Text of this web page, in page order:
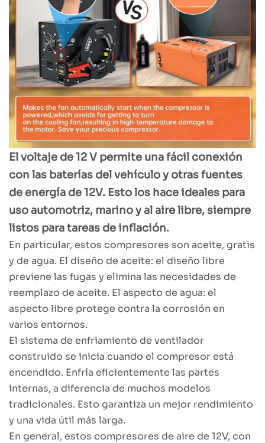
El voltaje de 12 V permite una fácil conexión
con las baterías del vehículo y otras fuentes
de energía de 12V. Esto los hace ideales para
uso automotriz, marino y al aire libre, siempre
listos para tareas de inflación.
En particular, estos compresores son aceite, gratis
y de agua. El diseño de aceite: el diseño libre
previene las fugas y elimina las necesidades de
reemplazo de aceite. El aspecto de agua: el
aspecto libre protege contra la corrosión en
varios entornos.
El sistema de enfriamiento de ventilador
construido se inicia cuando el compresor está
encendido. Enfría eficientemente las partes
internas, a diferencia de muchos modelos
tradicionales. Esto garantiza un mejor rendimiento
y una vida útil más larga.
En general, estos compresores de aire de 12V, con